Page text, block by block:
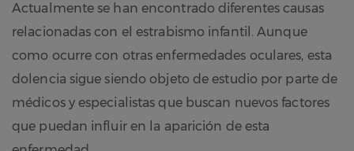
Actualmente se han encontrado diferentes causas
relacionadas con el estrabismo infantil. Aunque
como ocurre con otras enfermedades oculares, esta
dolencia sigue siendo objeto de estudio por parte de
médicos y especialistas que buscan nuevos factores
que puedan influir en la aparición de esta